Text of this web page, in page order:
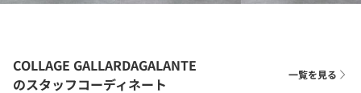
COLLAGE GALLARDAGALANTE
のスタッフコーディネート
一覧を見る